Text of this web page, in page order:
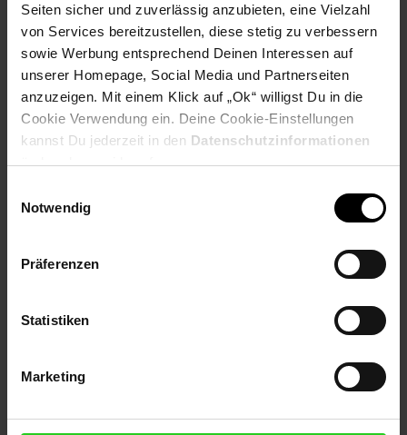
Seiten sicher und zuverlässig anzubieten, eine Vielzahl
von Services bereitzustellen, diese stetig zu verbessern
sowie Werbung entsprechend Deinen Interessen auf
unserer Homepage, Social Media und Partnerseiten
anzuzeigen. Mit einem Klick auf „Ok“ willigst Du in die
Cookie Verwendung ein. Deine Cookie-Einstellungen
kannst Du jederzeit in den Datenschutzinformationen
ändern bzw. widerrufen.
Notwendig
Präferenzen
Statistiken
Marketing
Tischplatte: Grün (Hochglanz-Optik)
Beine: Golden
Besonderheiten
ist somit ein absolutes Unikat
Aufgrund des Designs ein echter Hingucker
Empfohlene Maximalbelastbarkeit: 15 kg
Material
Metallgestell: lackiertes Eisen
Marmor ist ein Naturprodukt und kann in Farbe und